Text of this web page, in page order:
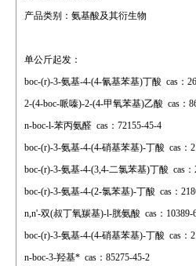
产品类别：氨基酸及其衍生物
单公斤起发：
boc-(r)-3-氨基-4-(4-氰基苯基)丁酸 cas：
2-(4-boc-哌嗪)-2-(4-甲氧苯基)乙酸 cas：
n-boc-l-苯丙氨醛 cas：72155-45-4
boc-(r)-3-氨基-4-(4-硝基苯基)-丁酸 cas：
boc-(r)-3-氨基-4-(3,4-二氯苯基)丁酸 cas：
boc-(r)-3-氨基-4-(2-氯苯基)-丁酸 cas：
n,n'-双(叔丁氧羰基)-l-胱氨酸 cas：10389-
boc-(r)-3-氨基-4-(4-硝基苯基)-丁酸 cas：
n-boc-3-羟基* cas：85275-45-2